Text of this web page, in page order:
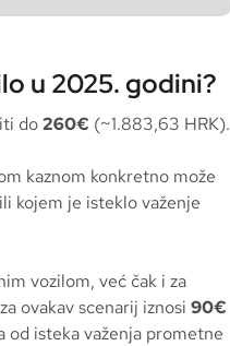
u 2025. godini?
do260€ (~1.883,63 HRK).
kaznom konkretno može
kojem je isteklo važenje
vozilom, već čak i za
ovakav scenarij iznosi 90€
od isteka važenja prometne